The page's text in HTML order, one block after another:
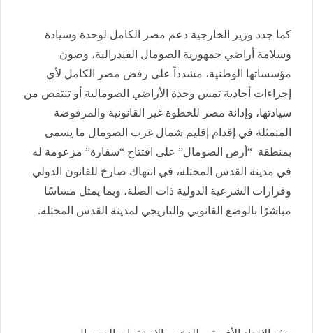
كما جدد وزير الخارجية دعم مصر الكامل لوحدة وسيادة
وسلامة أراضي جمهورية الصومال الفيدرالية، وصون
مؤسساتها الوطنية، مشدداً على رفض مصر الكامل لأي
إجراءات أحادية تمس وحدة الأراضي الصومالية أو تنتقص من
سيادتها، وإدانة مصر للخطوة غير القانونية والمرفوضة
المتمثلة في إقدام إقليم شمال غرب الصومال ما يسمى
بمنطقة “أرض الصومال” على افتتاح “سفارة” مزعومة له
في مدينة القدس المحتلة، في انتهاك صارخ للقانون الدولي
وقرارات الشرعية الدولية ذات الصلة، وبما يمثل مساسًا
مباشرًا بالوضع القانوني والتاريخي لمدينة القدس المحتلة.